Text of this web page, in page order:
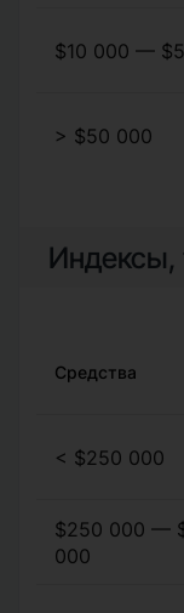
$10 000 —
> $50 000
Индексы,
Средства
< $250 000
$250 000 —
000